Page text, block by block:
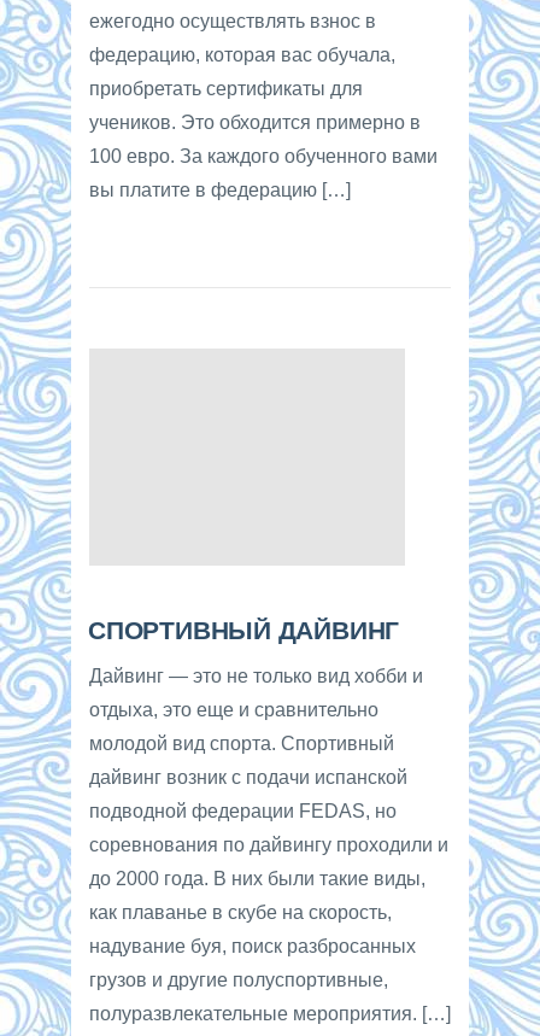
ежегодно осуществлять взнос в
федерацию, которая вас обучала,
приобретать сертификаты для
учеников. Это обходится примерно в
100 евро. За каждого обученного вами
вы платите в федерацию […]
СПОРТИВНЫЙ ДАЙВИНГ
Дайвинг — это не только вид хобби и
отдыха, это еще и сравнительно
молодой вид спорта. Спортивный
дайвинг возник с подачи испанской
подводной федерации FEDAS, но
соревнования по дайвингу проходили и
до 2000 года. В них были такие виды,
как плаванье в скубе на скорость,
надувание буя, поиск разбросанных
грузов и другие полуспортивные,
полуразвлекательные мероприятия. […]